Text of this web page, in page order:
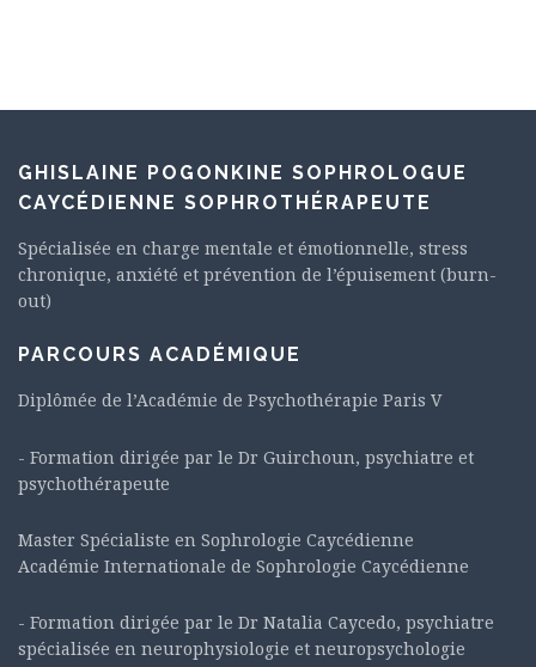
GHISLAINE POGONKINE SOPHROLOGUE
CAYCÉDIENNE SOPHROTHÉRAPEUTE
Spécialisée en charge mentale et émotionnelle, stress
chronique, anxiété et prévention de l’épuisement (burn-
out)
PARCOURS ACADÉMIQUE
Diplômée de l’Académie de Psychothérapie Paris V
- Formation dirigée par le Dr Guirchoun, psychiatre et
psychothérapeute
Master Spécialiste en Sophrologie Caycédienne
Académie Internationale de Sophrologie Caycédienne
- Formation dirigée par le Dr Natalia Caycedo, psychiatre
spécialisée en neurophysiologie et neuropsychologie